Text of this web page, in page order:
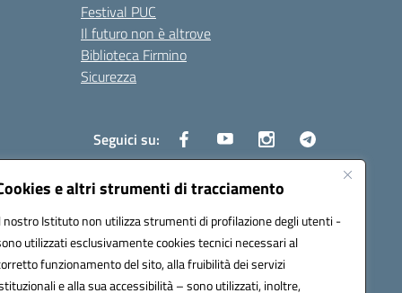
e altri strumenti di tracciamento
nostro Istituto non utilizza strumenti di profilazione degli utenti -
utilizzati esclusivamente cookies tecnici necessari al
funzionamento del sito, alla fruibilità dei servizi
e alla sua accessibilità – sono utilizzati, inoltre,
Festival PUC
Il futuro non è altrove
Biblioteca Firmino
Sicurezza
Seguici su: